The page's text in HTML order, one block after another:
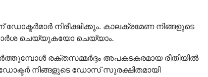
നിരീക്ഷിക്കും. കാലക്രമേണ നിങ്ങളുടെ
ചെയ്യുകയോ ചെയ്യാം.
രക്തസമ്മർദ്ദം അപകടകരമായ രീതിയിൽ
നിങ്ങളുടെ ഡോസ് സുരക്ഷിതമായി